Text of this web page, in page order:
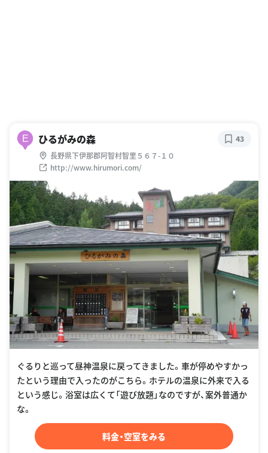
E ひるがみの森
長野県下伊那郡阿智村智里５６７-１０
http://www.hirumori.com/
43
ぐるりと巡って昼神温泉に戻ってきました。車が停めやすかっ
たという理由で入ったのがこちら。ホテルの温泉に外来で入る
という感じ。浴室は広くて「遊び放題」なのですが、案外普通か
な。
料金・空室をみる